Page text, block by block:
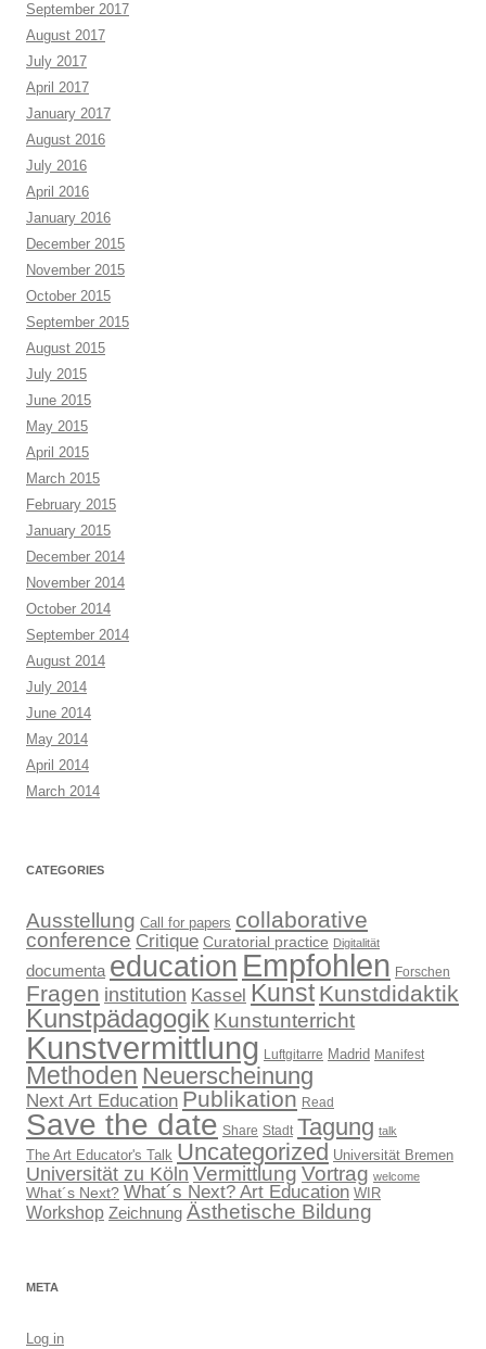
September 2017
August 2017
July 2017
April 2017
January 2017
August 2016
July 2016
April 2016
January 2016
December 2015
November 2015
October 2015
September 2015
August 2015
July 2015
June 2015
May 2015
April 2015
March 2015
February 2015
January 2015
December 2014
November 2014
October 2014
September 2014
August 2014
July 2014
June 2014
May 2014
April 2014
March 2014
CATEGORIES
Ausstellung Call for papers collaborative
conference Critique Curatorial practice Digitalität
documenta education Empfohlen Forschen
Fragen institution Kassel Kunst Kunstdidaktik
Kunstpädagogik Kunstunterricht
Kunstvermittlung Luftgitarre Madrid Manifest
Methoden Neuerscheinung
Next Art Education Publikation Read
Save the date Share Stadt Tagung talk
The Art Educator's Talk Uncategorized Universität Bremen
Universität zu Köln Vermittlung Vortrag welcome
What´s Next? What´s Next? Art Education WIR
Workshop Zeichnung Ästhetische Bildung
META
Log in